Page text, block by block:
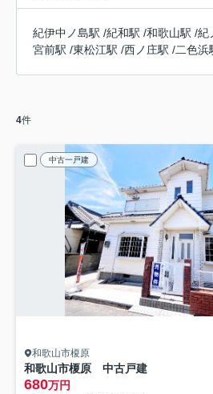
紀伊中ノ島駅 /紀和駅 /和歌山駅 /紀
宮前駅 /東松江駅 /西ノ庄駅 /二色浜
4件
中古一戸建
和歌山市榎原
和歌山市榎原 中古戸建
680万円